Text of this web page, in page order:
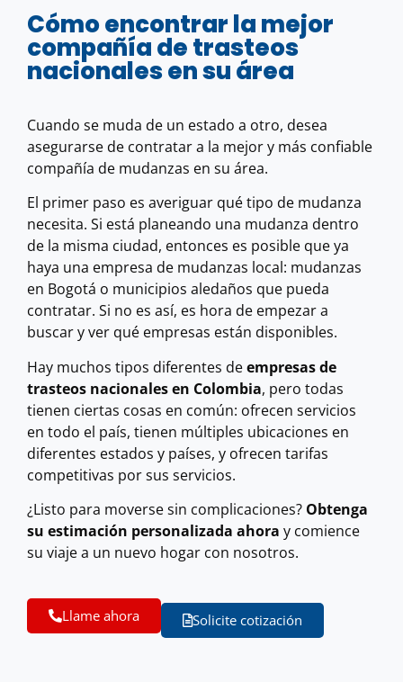
Cómo encontrar la mejor
compañía de trasteos
nacionales en su área
Cuando se muda de un estado a otro, desea
asegurarse de contratar a la mejor y más confiable
compañía de mudanzas en su área.
El primer paso es averiguar qué tipo de mudanza
necesita. Si está planeando una mudanza dentro
de la misma ciudad, entonces es posible que ya
haya una empresa de mudanzas local: mudanzas
en Bogotá o municipios aledaños que pueda
contratar. Si no es así, es hora de empezar a
buscar y ver qué empresas están disponibles.
Hay muchos tipos diferentes deempresas de
trasteos nacionales en Colombia, pero todas
tienen ciertas cosas en común: ofrecen servicios
en todo el país, tienen múltiples ubicaciones en
diferentes estados y países, y ofrecen tarifas
competitivas por sus servicios.
¿Listo para moverse sin complicaciones? Obtenga
su estimación personalizada ahora y comience
su viaje a un nuevo hogar con nosotros.
Llame ahora Solicite cotización